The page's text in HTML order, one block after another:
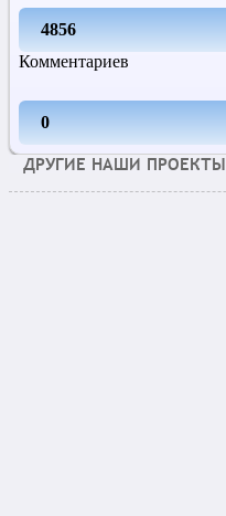
4856
Комментариев
0
ДРУГИЕ НАШИ ПРОЕКТЫ